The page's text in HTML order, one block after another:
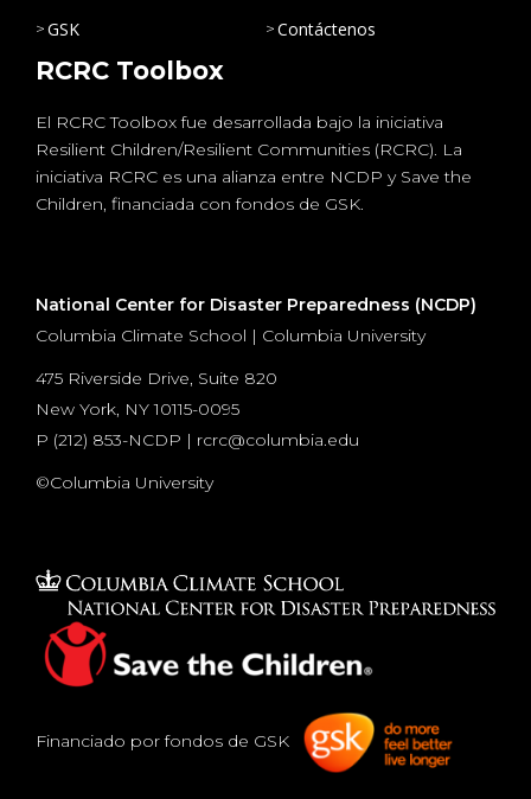
GSK
Contáctenos
RCRC Toolbox
El RCRC Toolbox fue desarrollada bajo la iniciativa
Resilient Children/Resilient Communities (RCRC). La
iniciativa RCRC es una alianza entre NCDP y Save the
Children, financiada con fondos de GSK.
National Center for Disaster Preparedness (NCDP)
Columbia Climate School | Columbia University
475 Riverside Drive, Suite 820
New York, NY 10115-0095
P (212) 853-NCDP | rcrc@columbia.edu
©Columbia University
Financiado por fondos de GSK